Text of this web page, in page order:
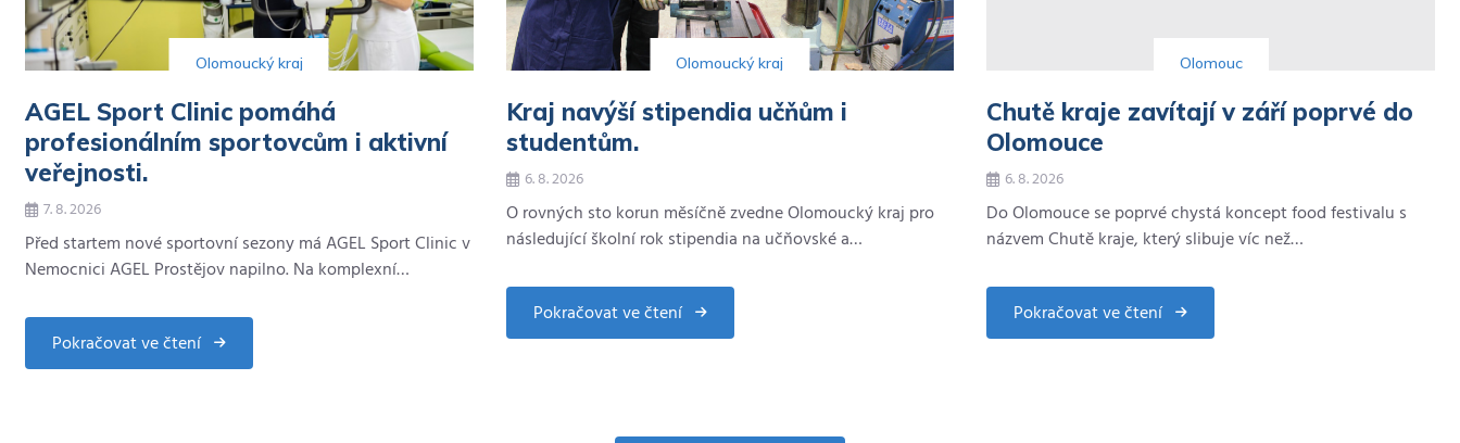
Olomoucký kraj
AGEL Sport Clinic pomáhá
profesionálním sportovcům i aktivní
veřejnosti.
7. 8. 2026
Před startem nové sportovní sezony má AGEL Sport Clinic v
Nemocnici AGEL Prostějov napilno. Na komplexní…
Pokračovat ve čtení
about
AGEL
Olomoucký kraj
Kraj navýší stipendia učňům i
studentům.
6. 8. 2026
O rovných sto korun měsíčně zvedne Olomoucký kraj pro
následující školní rok stipendia na učňovské a…
Pokračovat ve čtení
about
Kraj
Olomouc
Chutě kraje zavítají v září poprvé do
Olomouce
6. 8. 2026
Do Olomouce se poprvé chystá koncept food festivalu s
názvem Chutě kraje, který slibuje víc než…
Pokračovat ve čtení
about
Chutě